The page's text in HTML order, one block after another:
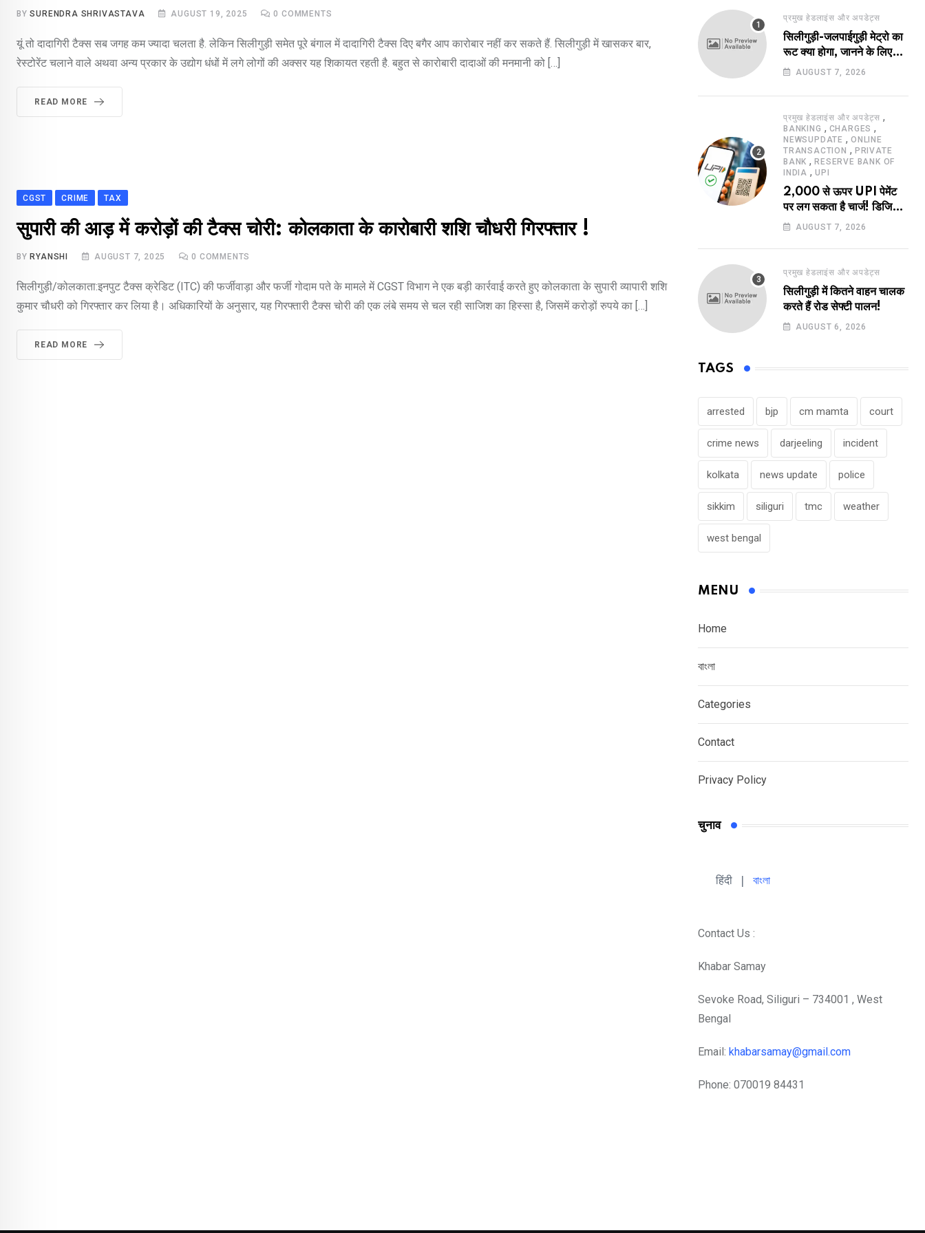
BYSURENDRA SHRIVASTAVA AUGUST 19, 2025 0 COMMENTS
यूं तो दादागिरी टैक्स सब जगह कम ज्यादा चलता है. लेकिन सिलीगुड़ी समेत पूरे बंगाल में दादागिरी टैक्स दिए बगैर आप कारोबार नहीं कर सकते हैं. सिलीगुड़ी में खासकर बार,
रेस्टोरेंट चलाने वाले अथवा अन्य प्रकार के उद्योग धंधों में लगे लोगों की अक्सर यह शिकायत रहती है. बहुत से कारोबारी दादाओं की मनमानी को […]
READ MORE
CGST CRIME TAX
सुपारी की आड़ में करोड़ों की टैक्स चोरी: कोलकाता के कारोबारी शशि चौधरी गिरफ्तार !
BY RYANSHI AUGUST 7, 2025 0 COMMENTS
सिलीगुड़ी/कोलकाता:इनपुट टैक्स क्रेडिट (ITC) की फर्जीवाड़ा और फर्जी गोदाम पते के मामले में CGST विभाग ने एक बड़ी कार्रवाई करते हुए कोलकाता के सुपारी व्यापारी शशि
कुमार चौधरी को गिरफ्तार कर लिया है। अधिकारियों के अनुसार, यह गिरफ्तारी टैक्स चोरी की एक लंबे समय से चल रही साजिश का हिस्सा है, जिसमें करोड़ों रुपये का […]
READ MORE
प्रमुख हेडलाइंस और अपडेट्स
सिलीगुड़ी-जलपाईगुड़ी मेट्रो का
रूट क्या होगा, जानने के लिए
उत्सुक हो रहे हैं?
AUGUST 7, 2026
प्रमुख हेडलाइंस और अपडेट्स ,
BANKING , CHARGES ,
NEWSUPDATE , ONLINE
TRANSACTION , PRIVATE
BANK ,RESERVE BANK OF
INDIA , UPI
2,000 से ऊपर UPI पेमेंट
पर लग सकता है चार्ज! डिजिटल
पेमेंट करने वालों के लिए बड़ा
AUGUST 7, 2026
प्रमुख हेडलाइंस और अपडेट्स
सिलीगुड़ी में कितने वाहन चालक
करते हैं रोड सेफ्टी पालन!
AUGUST 6, 2026
TAGS
arrested bjp cm mamta court
crime news darjeeling incident
kolkata news update police
sikkim siliguri tmc weather
west bengal
MENU
Home
বাংলা
Categories
Contact
Privacy Policy
चुनाव
हिंदी | বাংলা
Contact Us :
Khabar Samay
Sevoke Road, Siliguri – 734001 , West
Bengal
Email: khabarsamay@gmail.com
Phone: 070019 84431